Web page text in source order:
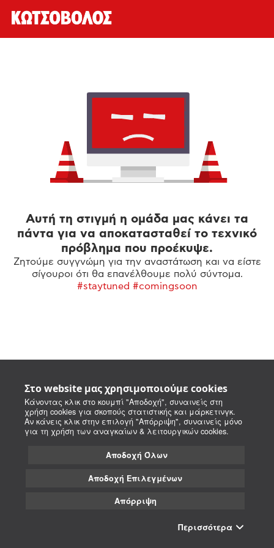
Στο website μας χρησιμοποιούμε cookies
Κάνοντας κλικ στο κουμπί "Αποδοχή", συναινείς στη
χρήση cookies για σκοπούς στατιστικής και μάρκετινγκ.
Αν κάνεις κλικ στην επιλογή "Απόρριψη", συναινείς μόνο
για τη χρήση των αναγκαίων & λειτουργικών cookies.
Αποδοχή Όλων
Αποδοχή Επιλεγμένων
Απόρριψη
Περισσότερα
Αυτή τη στιγμή η ομάδα μας κάνει τα
πάντα για να αποκατασταθεί το τεχνικό
πρόβλημα που προέκυψε.
Ζητούμε συγγνώμη για την αναστάτωση και να είστε
σίγουροι ότι θα επανέλθουμε πολύ σύντομα.
#staytuned #comingsoon